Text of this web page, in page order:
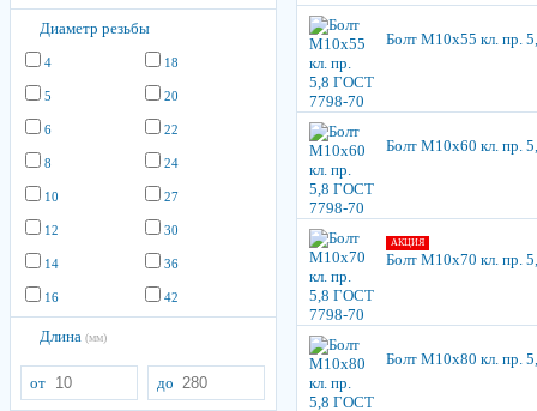
Диаметр резьбы
4
5
6
8
10
12
14
16
18
20
22
24
27
30
36
42
Длина (мм)
от до
Болт М10х55 кл. пр.
Болт М10х60 кл. пр.
АКЦИЯ
Болт М10х70 кл. пр.
Болт М10х80 кл. пр.